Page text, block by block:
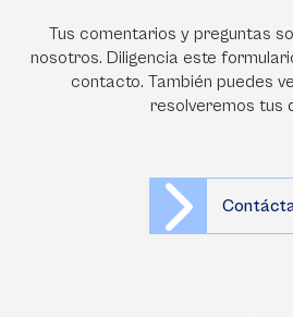
Tus comentarios y preguntas
nosotros. Diligencia este
contacto. También puedes
resolveremos tus